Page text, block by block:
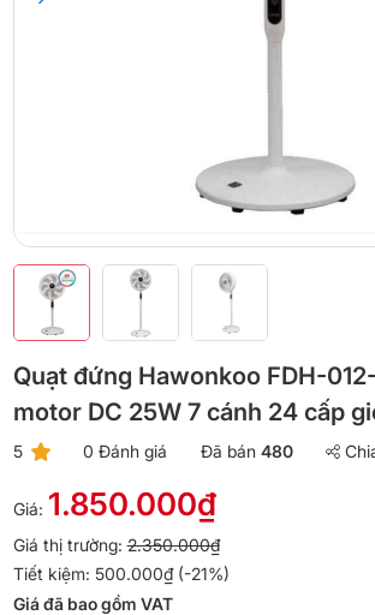
Quạt đứng Hawonkoo FDH-
motor DC 25W 7 cánh 24 cấp
5 0 Đánh giá Đã bán 480
Giá: 1.850.000₫
Giá thị trường:2.350.000₫
Tiết kiệm: 500.000₫ (-21%)
Giá đã bao gồm VAT